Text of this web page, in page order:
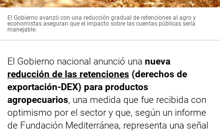
El Gobierno avanzó con una reducción gradual de retenciones al agro y
economistas aseguran que el impacto sobre las cuentas públicas sería
manejable.
El Gobierno nacional anunció una nueva
reducción de las retenciones (derechos de
exportación-DEX) para productos
agropecuarios, una medida que fue recibida con
optimismo por el sector y que, según un informe
de Fundación Mediterránea, representa una señal